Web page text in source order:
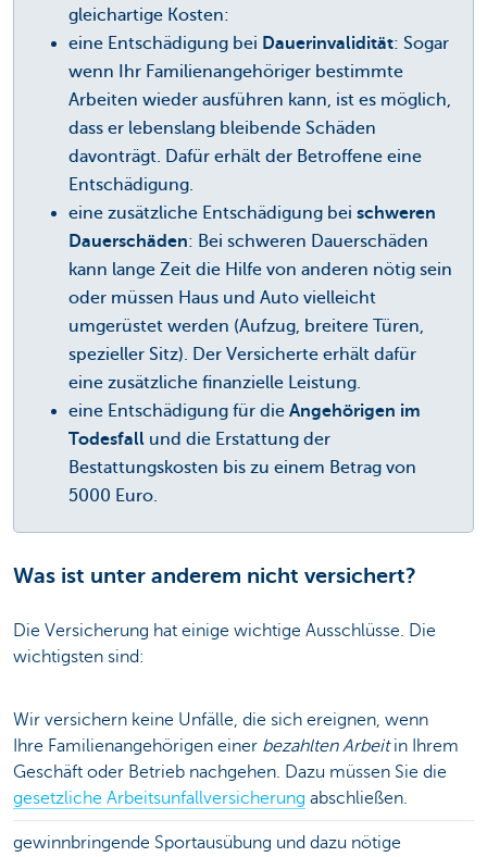
gleichartige Kosten:
eine Entschädigung bei Dauerinvalidität: Sogar
wenn Ihr Familienangehöriger bestimmte
Arbeiten wieder ausführen kann, ist es möglich,
dass er lebenslang bleibende Schäden
davonträgt. Dafür erhält der Betroffene eine
Entschädigung.
eine zusätzliche Entschädigung bei schweren
Dauerschäden: Bei schweren Dauerschäden
kann lange Zeit die Hilfe von anderen nötig sein
oder müssen Haus und Auto vielleicht
umgerüstet werden (Aufzug, breitere Türen,
spezieller Sitz). Der Versicherte erhält dafür
eine zusätzliche finanzielle Leistung.
eine Entschädigung für die Angehörigen im
Todesfall und die Erstattung der
Bestattungskosten bis zu einem Betrag von
5000 Euro.
Was ist unter anderem nicht versichert?
Die Versicherung hat einige wichtige Ausschlüsse. Die
wichtigsten sind:
Wir versichern keine Unfälle, die sich ereignen, wenn
Ihre Familienangehörigen einer bezahlten Arbeitin Ihrem
Geschäft oder Betrieb nachgehen. Dazu müssen Sie die
gesetzliche Arbeitsunfallversicherung abschließen.
gewinnbringende Sportausübung und dazu nötige